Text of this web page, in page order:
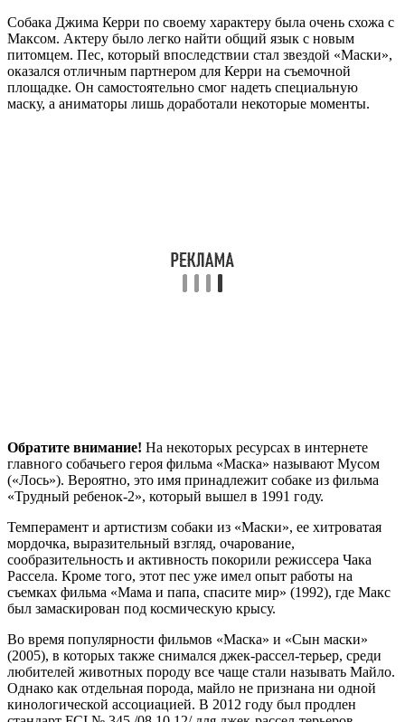
Собака Джима Керри по своему характеру была очень схожа с
Максом. Актеру было легко найти общий язык с новым
питомцем. Пес, который впоследствии стал звездой «Маски»,
оказался отличным партнером для Керри на съемочной
площадке. Он самостоятельно смог надеть специальную
маску, а аниматоры лишь доработали некоторые моменты.
Обратите внимание! На некоторых ресурсах в интернете
главного собачьего героя фильма «Маска» называют Мусом
(«Лось»). Вероятно, это имя принадлежит собаке из фильма
«Трудный ребенок-2», который вышел в 1991 году.
Темперамент и артистизм собаки из «Маски», ее хитроватая
мордочка, выразительный взгляд, очарование,
сообразительность и активность покорили режиссера Чака
Рассела. Кроме того, этот пес уже имел опыт работы на
съемках фильма «Мама и папа, спасите мир» (1992), где Макс
был замаскирован под космическую крысу.
Во время популярности фильмов «Маска» и «Сын маски»
(2005), в которых также снимался джек-рассел-терьер, среди
любителей животных породу все чаще стали называть Майло.
Однако как отдельная порода, майло не признана ни одной
кинологической ассоциацией. В 2012 году был продлен